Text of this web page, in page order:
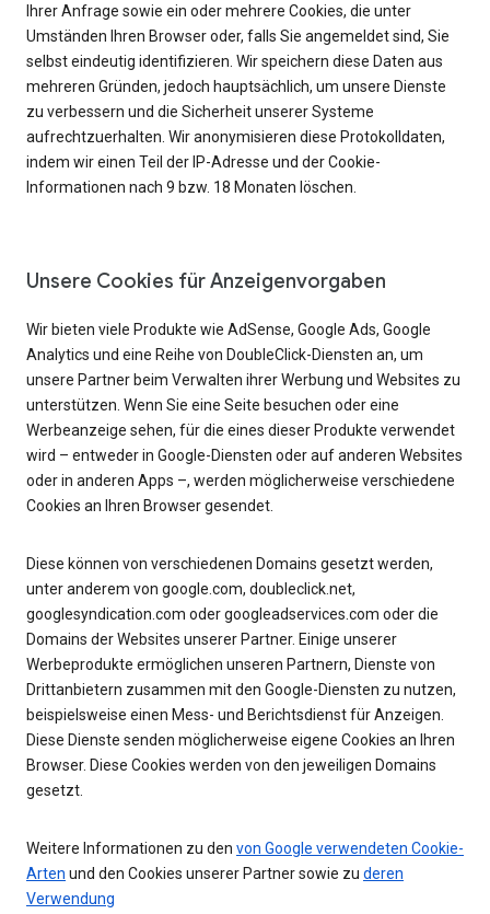
Ihrer Anfrage sowie ein oder mehrere Cookies, die unter
Umständen Ihren Browser oder, falls Sie angemeldet sind, Sie
selbst eindeutig identifizieren. Wir speichern diese Daten aus
mehreren Gründen, jedoch hauptsächlich, um unsere Dienste
zu verbessern und die Sicherheit unserer Systeme
aufrechtzuerhalten. Wir anonymisieren diese Protokolldaten,
indem wir einen Teil der IP-Adresse und der Cookie-
Informationen nach 9 bzw. 18 Monaten löschen.
Unsere Cookies für Anzeigenvorgaben
Wir bieten viele Produkte wie AdSense, Google Ads, Google
Analytics und eine Reihe von DoubleClick-Diensten an, um
unsere Partner beim Verwalten ihrer Werbung und Websites zu
unterstützen. Wenn Sie eine Seite besuchen oder eine
Werbeanzeige sehen, für die eines dieser Produkte verwendet
wird – entweder in Google-Diensten oder auf anderen Websites
oder in anderen Apps –, werden möglicherweise verschiedene
Cookies an Ihren Browser gesendet.
Diese können von verschiedenen Domains gesetzt werden,
unter anderem von google.com, doubleclick.net,
googlesyndication.com oder googleadservices.com oder die
Domains der Websites unserer Partner. Einige unserer
Werbeprodukte ermöglichen unseren Partnern, Dienste von
Drittanbietern zusammen mit den Google-Diensten zu nutzen,
beispielsweise einen Mess- und Berichtsdienst für Anzeigen.
Diese Dienste senden möglicherweise eigene Cookies an Ihren
Browser. Diese Cookies werden von den jeweiligen Domains
gesetzt.
Weitere Informationen zu den von Google verwendeten Cookie-
Arten und den Cookies unserer Partner sowie zu deren
Verwendung